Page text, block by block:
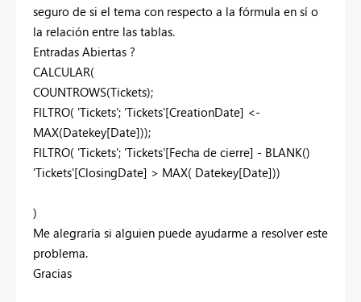
seguro de si el tema con respecto a la fórmula en sí o
la relación entre las tablas.
Entradas Abiertas ?
CALCULAR(
COUNTROWS(Tickets);
FILTRO( 'Tickets'; 'Tickets'[CreationDate] <-
MAX(Datekey[Date]));
FILTRO( 'Tickets'; 'Tickets'[Fecha de cierre] - BLANK()
'Tickets'[ClosingDate] > MAX( Datekey[Date]))
)
Me alegraría si alguien puede ayudarme a resolver este
problema.
Gracias